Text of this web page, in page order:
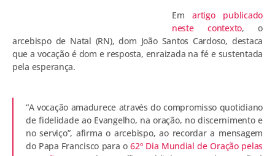
Emartigo publicado
neste contexto, o
arcebispo de Natal (RN), dom João Santos Cardoso, destaca
que a vocação é dom e resposta, enraizada na fé e sustentada
pela esperança.
“A vocação amadurece através do compromisso quotidiano
de fidelidade ao Evangelho, na oração, no discernimento e
no serviço”, afirma o arcebispo, ao recordar a mensagem
do Papa Francisco para o62º Dia Mundial de Oração pelas